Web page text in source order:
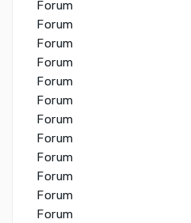
Forum
Forum
Forum
Forum
Forum
Forum
Forum
Forum
Forum
Forum
Forum
Forum